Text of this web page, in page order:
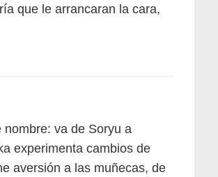
que le arrancaran la cara,
va de Soryu a
experimenta cambios de
aversión a las muñecas, de